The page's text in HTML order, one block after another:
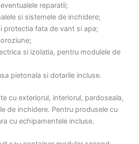
reparatii;
si sistemele de inchidere;
protectia fata de vant si apa;
si izolatia, pentru modulele de
pietonala si dotarile incluse.
cu exteriorul, interiorul, pardoseala,
de inchidere. Pentru produsele cu
cu echipamentele incluse.